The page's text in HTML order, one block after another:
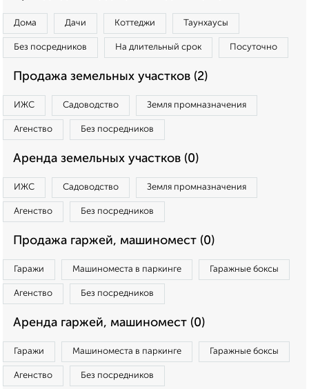
Дома Дачи Коттеджи Таунхаусы
Без посредников На длительный срок Посуточно
Продажа земельных участков (2)
ИЖС Садоводство Земля промназначения
Агенство Без посредников
Аренда земельных участков (0)
ИЖС Садоводство Земля промназначения
Агенство Без посредников
Продажа гаржей, машиномест (0)
Гаражи Машиноместа в паркинге Гаражные боксы
Агенство Без посредников
Аренда гаржей, машиномест (0)
Гаражи Машиноместа в паркинге Гаражные боксы
Агенство Без посредников